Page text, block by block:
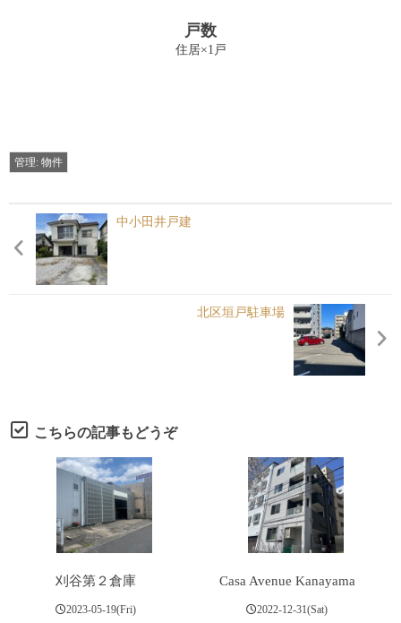
Building
お問い合わせ
各種申請
戸数
住居×1戸
管理: 物件
中小田井戸建
北区垣戸駐車場
こちらの記事もどうぞ
刈谷第２倉庫
2023-05-19(Fri)
Casa Avenue Kanayama
2022-12-31(Sat)